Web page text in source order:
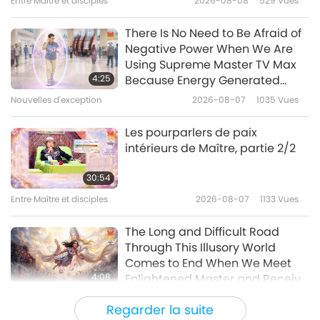
27:38
36:56
Baked Apples and Savory
Pancakes
Regarder la suite
4:25
There Is No Need to Be Afraid of
Negative Power When We Are
Using Supreme Master TV Max
Because Energy Generated
from It Is Far More Powerful than
Nouvelles d'exception 2026-08-07 1035 Vues
30:54
Les pourparlers de paix
intérieurs de Maître, partie 2/2
Entre Maître et disciples 2026-08-07 1133Vues
4:08
The Long and Difficult Road
Through This Illusory World
Comes to End When We Meet
Enlightened Master and Receive
Initiation
Nouvelles d'exception 2026-08-06